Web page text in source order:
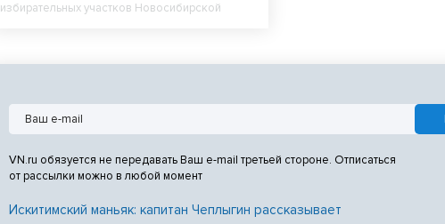
избирательных участков Новосибирской
года.
VN.ru обязуется не передавать Ваш e-mail третьей стороне. Отписаться
от рассылки можно в любой момент
Искитимский маньяк: капитан Чеплыгин рассказывает